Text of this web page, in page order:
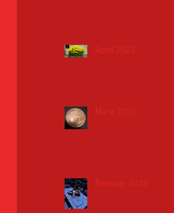
April 2023
März 2023
Februar 2023